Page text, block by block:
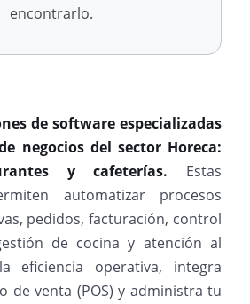
encontrarlo.
de software especializadas
negocios del sector Horeca:
y cafeterías. Estas
automatizar procesos
pedidos, facturación, control
de cocina y atención al
eficiencia operativa, integra
de venta (POS) y administra tu